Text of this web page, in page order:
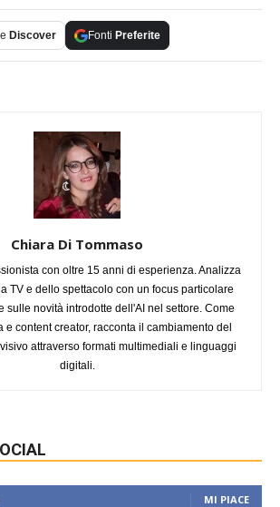
Discover Fonti Preferite
Chiara Di Tommaso
con oltre 15 anni di esperienza. Analizza
TV e dello spettacolo con un focus particolare
sulle novità introdotte dell'AI nel settore. Come
e content creator, racconta il cambiamento del
attraverso formati multimediali e linguaggi
digitali.
MI PIACE